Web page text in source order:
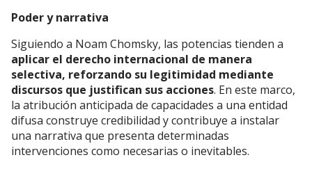
Poder y narrativa
Siguiendo a Noam Chomsky, las potencias tienden a
aplicar el derecho internacional de manera
selectiva, reforzando su legitimidad mediante
discursos que justifican sus acciones. En este marco,
la atribución anticipada de capacidades a una entidad
difusa construye credibilidad y contribuye a instalar
una narrativa que presenta determinadas
intervenciones como necesarias o inevitables.